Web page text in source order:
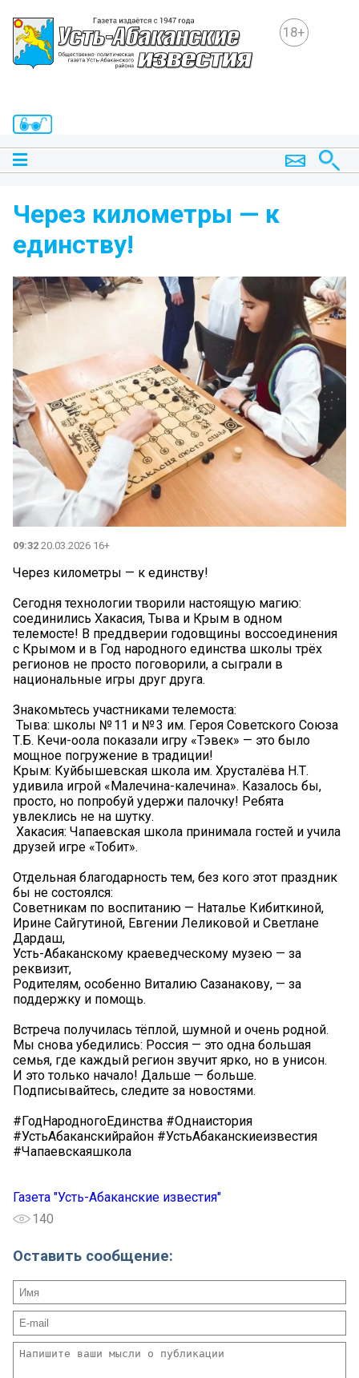
18+
Через километры — к
единству!
09:32 20.03.2026 16+
Через километры — к единству!
Сегодня технологии творили настоящую магию:
соединились Хакасия, Тыва и Крым в одном
телемосте! В преддверии годовщины воссоединения
с Крымом и в Год народного единства школы трёх
регионов не просто поговорили, а сыграли в
национальные игры друг друга.
Знакомьтесь участниками телемоста:
️ Тыва: школы № 11 и № 3 им. Героя Советского Союза
Т.Б. Кечи-оола показали игру «Тэвек» — это было
мощное погружение в традиции!
️Крым: Куйбышевская школа им. Хрусталёва Н.Т.
удивила игрой «Малечина-калечина». Казалось бы,
просто, но попробуй удержи палочку! Ребята
увлеклись не на шутку.
️ Хакасия: Чапаевская школа принимала гостей и учила
друзей игре «Тобит».
Отдельная благодарность тем, без кого этот праздник
бы не состоялся:
Советникам по воспитанию — Наталье Кибиткиной,
Ирине Сайгутиной, Евгении Леликовой и Светлане
Дардаш,
Усть-Абаканскому краеведческому музею — за
реквизит,
Родителям, особенно Виталию Сазанакову, — за
поддержку и помощь.
Встреча получилась тёплой, шумной и очень родной.
Мы снова убедились: Россия — это одна большая
семья, где каждый регион звучит ярко, но в унисон.
И это только начало! Дальше — больше.
Подписывайтесь, следите за новостями.
#ГодНародногоЕдинства #Однаистория
#УстьАбаканскийрайон #УстьАбаканскиеизвестия
#Чапаевскаяшкола
Газета "Усть-Абаканские известия"
140
Оставить сообщение: